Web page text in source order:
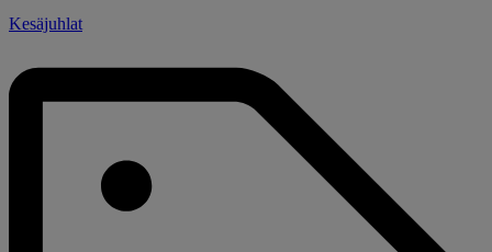
Kesäjuhlat